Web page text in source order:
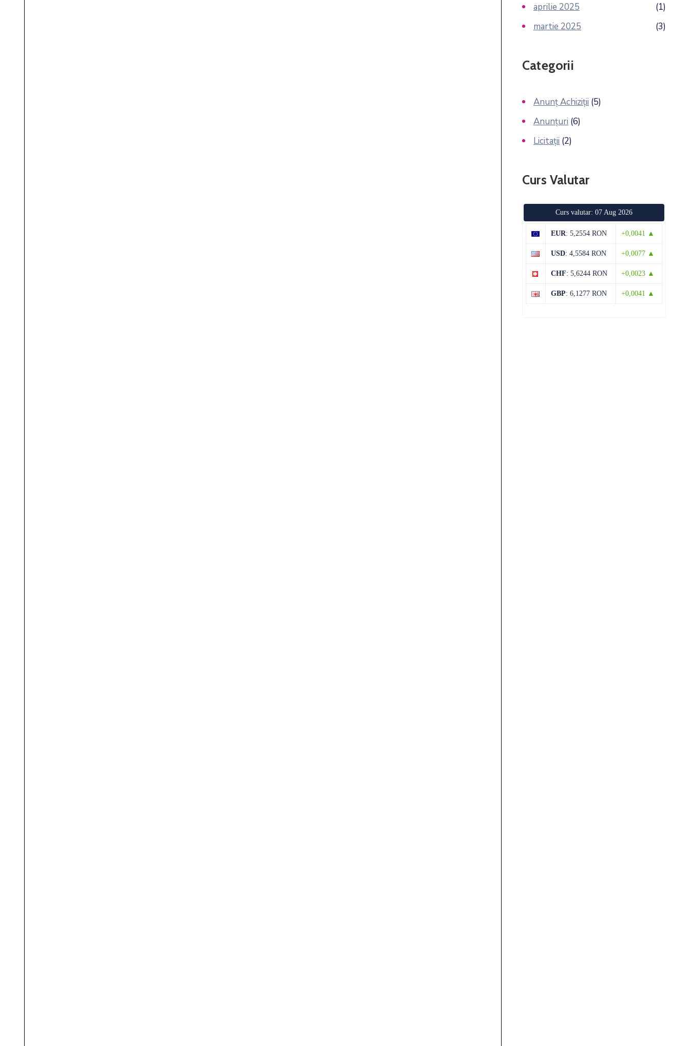
aprilie 2025
(1)
martie 2025
(3)
Categorii
Anunț Achiziții (5)
Anunțuri (6)
Licitații (2)
Curs Valutar
Curs valutar: 07 Aug 2026
EUR: 5,2554 RON +0,0041 ▲
USD: 4,5584 RON +0,0077 ▲
CHF: 5,6244 RON +0,0023 ▲
GBP: 6,1277 RON +0,0041 ▲